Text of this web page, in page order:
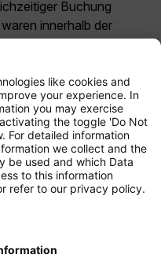
Buchung
innerhalb der
Bei den für die
Tarifen handelt es
restriktivste
Gebühren
optionale
dieAllgemeinen